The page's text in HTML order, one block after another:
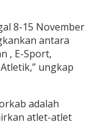
8-15 November
antara
, E-Sport,
ungkap
adalah
atlet-atlet